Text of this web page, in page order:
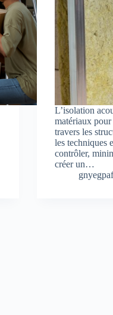
L’isolation
matériaux
travers les
les techniques
contrôler,
créer un…